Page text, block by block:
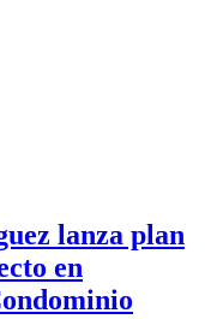
lanza plan
en